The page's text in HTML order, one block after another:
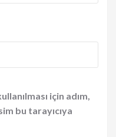
için adım,
bu tarayıcıya